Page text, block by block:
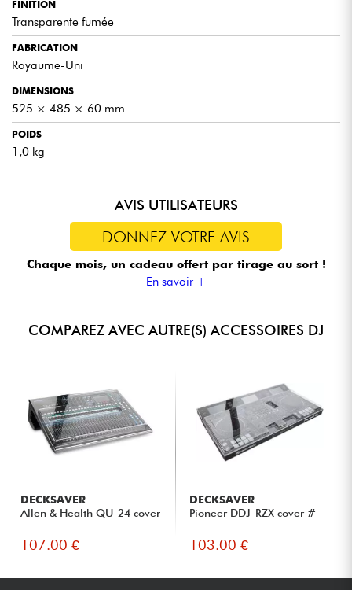
FINITION
Transparente fumée
FABRICATION
Royaume-Uni
DIMENSIONS
525 × 485 × 60 mm
POIDS
1,0 kg
AVIS UTILISATEURS
DONNEZ VOTRE AVIS
Chaque mois, un cadeau offert par tirage au sort !
En savoir +
COMPAREZ AVEC AUTRE(S) ACCESSOIRES DJ
DECKSAVER
Allen & Health QU-24 cover
107.00 €
DECKSAVER
Pioneer DDJ-RZX cover #
103.00 €